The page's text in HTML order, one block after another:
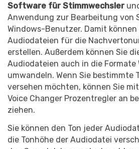
Software für Stimmwechsler
Anwendung zur Bearbeitung von
Windows-Benutzer. Damit
Audiodateien für die
erstellen. Außerdem können Sie
Audiodateien auch in die Formate
umwandeln. Wenn Sie bestimmte
versehen möchten, können Sie
Voice Changer Prozentregler an
ziehen.
Sie können den Ton jeder
die Tonhöhe der Audiodatei